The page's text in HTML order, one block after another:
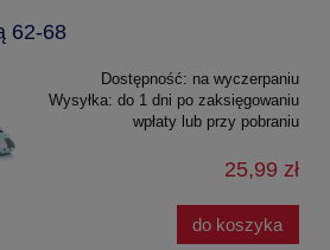
62-68
Dostępność: na wyczerpaniu
Wysyłka: do 1 dni po zaksięgowaniu
wpłaty lub przy pobraniu
25,99 zł
do koszyka